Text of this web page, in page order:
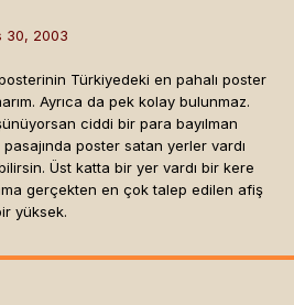
30, 2003
Türkiyedeki en pahalı poster
Ayrıca da pek kolay bulunmaz.
ciddi bir para bayılman
poster satan yerler vardı
Üst katta bir yer vardı bir kere
gerçekten en çok talep edilen afiş
yüksek.